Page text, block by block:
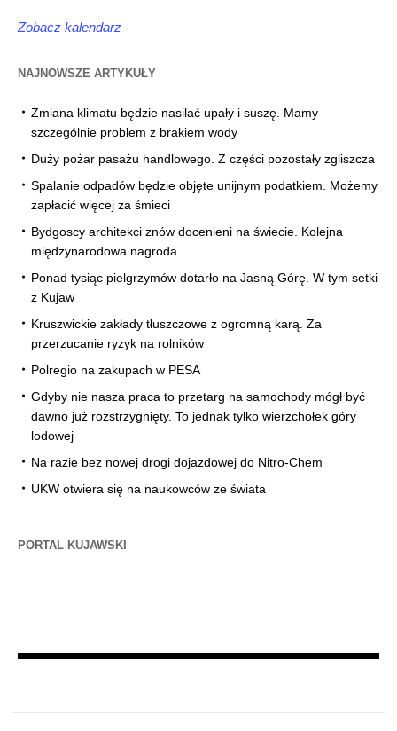
Zobacz kalendarz
NAJNOWSZE ARTYKUŁY
Zmiana klimatu będzie nasilać upały i suszę. Mamy
szczególnie problem z brakiem wody
Duży pożar pasażu handlowego. Z części pozostały zgliszcza
Spalanie odpadów będzie objęte unijnym podatkiem. Możemy
zapłacić więcej za śmieci
Bydgoscy architekci znów docenieni na świecie. Kolejna
międzynarodowa nagroda
Ponad tysiąc pielgrzymów dotarło na Jasną Górę. W tym setki
z Kujaw
Kruszwickie zakłady tłuszczowe z ogromną karą. Za
przerzucanie ryzyk na rolników
Polregio na zakupach w PESA
Gdyby nie nasza praca to przetarg na samochody mógł być
dawno już rozstrzygnięty. To jednak tylko wierzchołek góry
lodowej
Na razie bez nowej drogi dojazdowej do Nitro-Chem
UKW otwiera się na naukowców ze świata
PORTAL KUJAWSKI